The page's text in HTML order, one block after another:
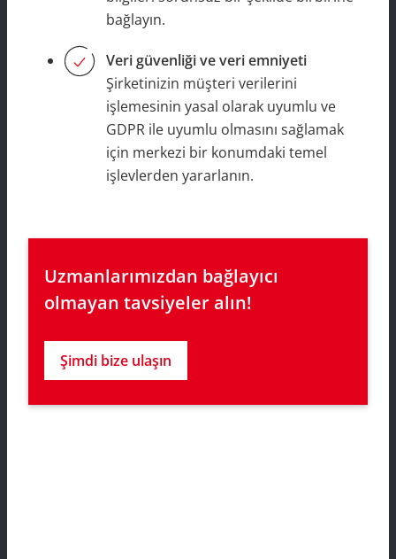
bağlayın.
Veri güvenliği ve veri emniyeti
Şirketinizin müşteri verilerini
işlemesinin yasal olarak uyumlu ve
GDPR ile uyumlu olmasını sağlamak
için merkezi bir konumdaki temel
işlevlerden yararlanın.
Uzmanlarımızdan bağlayıcı
olmayan tavsiyeler alın!
Şimdi bize ulaşın